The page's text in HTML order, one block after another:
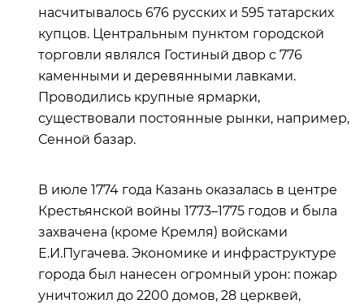
насчитывалось 676 русских и 595 татарских
купцов. Центральным пунктом городской
торговли являлся Гостиный двор с 776
каменными и деревянными лавками.
Проводились крупные ярмарки,
существовали постоянные рынки, например,
Сенной базар.
В июле 1774 года Казань оказалась в центре
Крестьянской войны 1773–1775 годов и была
захвачена (кроме Кремля) войсками
Е.И.Пугачева. Экономике и инфраструктуре
города был нанесен огромный урон: пожар
уничтожил до 2200 домов, 28 церквей,